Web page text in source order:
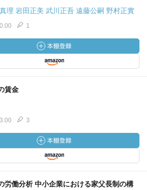
理 岩田正美 武川正吾 遠藤公嗣 野村正實
0.00 1
賃金
3.00 3
労働分析 中小企業における家父長制の構